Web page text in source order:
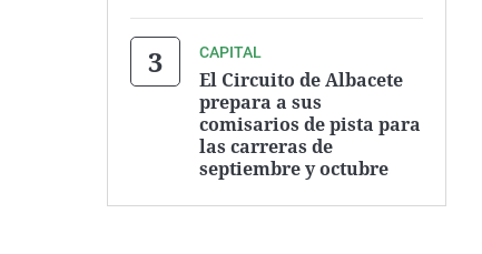
CAPITAL
El Circuito de Albacete
prepara a sus
comisarios de pista para
las carreras de
septiembre y octubre